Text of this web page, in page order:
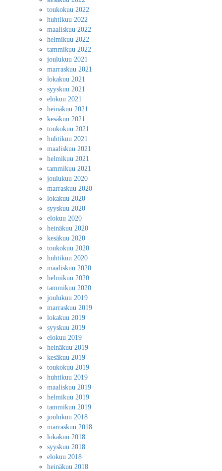
toukokuu 2022
huhtikuu 2022
maaliskuu 2022
helmikuu 2022
tammikuu 2022
joulukuu 2021
marraskuu 2021
lokakuu 2021
syyskuu 2021
elokuu 2021
heinäkuu 2021
kesäkuu 2021
toukokuu 2021
huhtikuu 2021
maaliskuu 2021
helmikuu 2021
tammikuu 2021
joulukuu 2020
marraskuu 2020
lokakuu 2020
syyskuu 2020
elokuu 2020
heinäkuu 2020
kesäkuu 2020
toukokuu 2020
huhtikuu 2020
maaliskuu 2020
helmikuu 2020
tammikuu 2020
joulukuu 2019
marraskuu 2019
lokakuu 2019
syyskuu 2019
elokuu 2019
heinäkuu 2019
kesäkuu 2019
toukokuu 2019
huhtikuu 2019
maaliskuu 2019
helmikuu 2019
tammikuu 2019
joulukuu 2018
marraskuu 2018
lokakuu 2018
syyskuu 2018
elokuu 2018
heinäkuu 2018